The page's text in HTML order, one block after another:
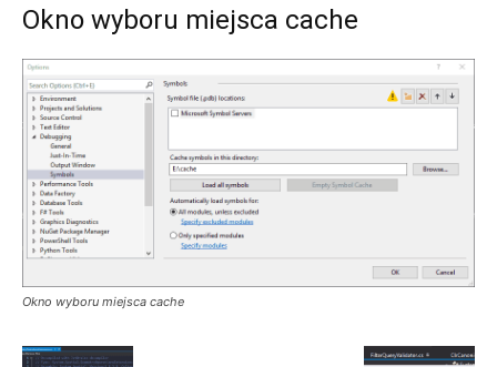
Okno wyboru miejsca cache
Okno wyboru miejsca cache